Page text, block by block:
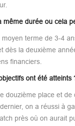
même durée ou cela
terme de 3-4
la deuxième
financiers.
ont été atteints
douzième place et
on a réussi à
près où on aurait